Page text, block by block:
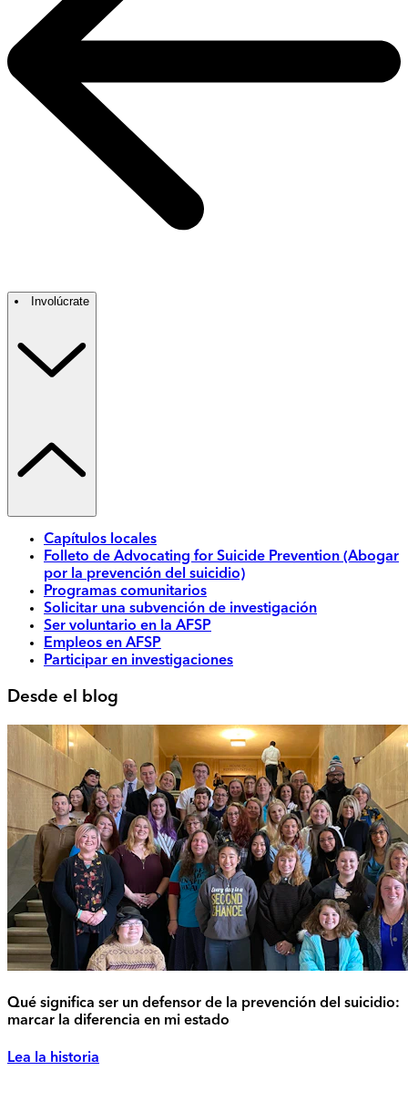
Involúcrate
Capítulos locales
Folleto de Advocating for Suicide Prevention (Abogar
por la prevención del suicidio)
Programas comunitarios
Solicitar una subvención de investigación
Ser voluntario en la AFSP
Empleos en AFSP
Participar en investigaciones
Desde el blog
Qué significa ser un defensor de la prevención del suicidio:
marcar la diferencia en mi estado
Lea la historia